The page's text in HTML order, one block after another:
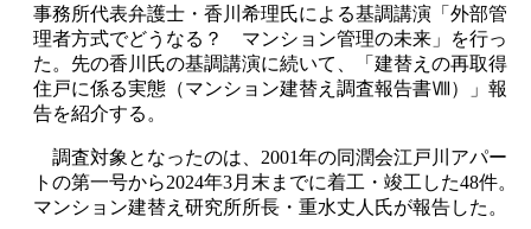
事務所代表弁護士・香川希理氏による基調講演「外部管
理者方式でどうなる？ マンション管理の未来」を行っ
た。先の香川氏の基調講演に続いて、「建替えの再取得
住戸に係る実態（マンション建替え調査報告書Ⅷ）」報
告を紹介する。
調査対象となったのは、2001年の同潤会江戸川アパー
トの第一号から2024年3月末までに着工・竣工した48件。
マンション建替え研究所所長・重水丈人氏が報告した。